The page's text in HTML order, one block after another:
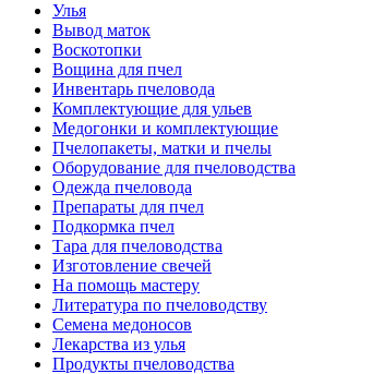
Улья
Вывод маток
Воскотопки
Вощина для пчел
Инвентарь пчеловода
Комплектующие для ульев
Медогонки и комплектующие
Пчелопакеты, матки и пчелы
Оборудование для пчеловодства
Одежда пчеловода
Препараты для пчел
Подкормка пчел
Тара для пчеловодства
Изготовление свечей
На помощь мастеру
Литература по пчеловодству
Семена медоносов
Лекарства из улья
Продукты пчеловодства